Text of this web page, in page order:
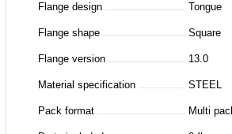
Flange design Tongue
Flange shape Square
Flange version 13.0
Material specification STEEL
Pack format Multi